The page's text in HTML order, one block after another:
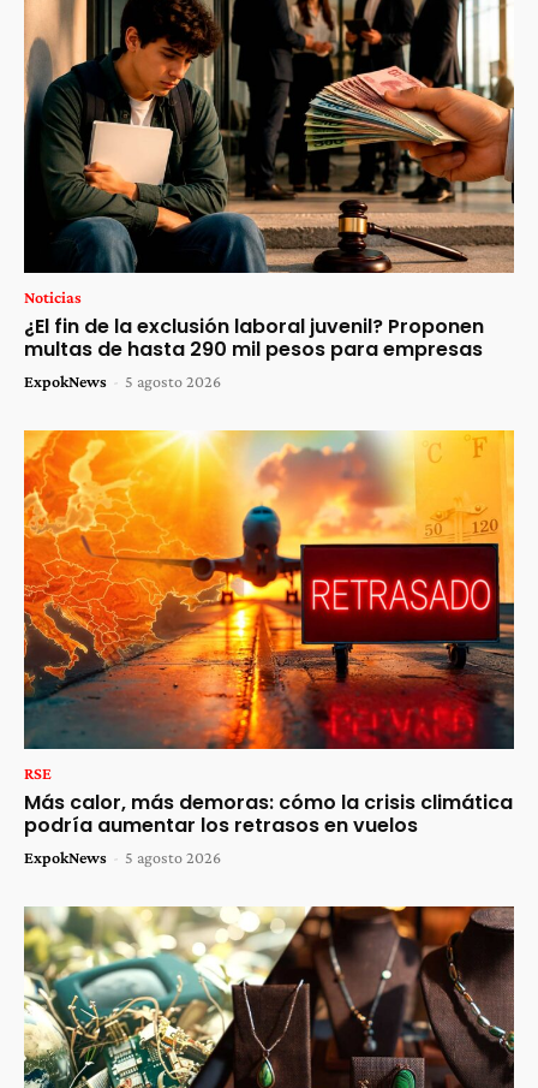
Noticias
¿El fin de la exclusión laboral juvenil? Proponen
multas de hasta 290 mil pesos para empresas
ExpokNews - 5 agosto 2026
RSE
Más calor, más demoras: cómo la crisis climática
podría aumentar los retrasos en vuelos
ExpokNews - 5 agosto 2026